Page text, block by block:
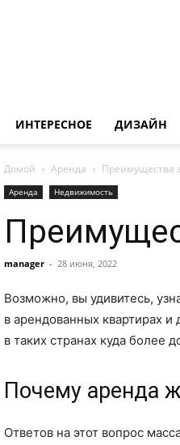
ИНТЕРЕСНОЕ ДИЗАЙН
Домой Аренда Преимущества
Аренда Недвижимость
manager - 28 июня, 2022
Возможно, вы удивитесь,
в арендованных квартирах
в таких странах куда более
Почему аренда
Ответов на этот вопрос